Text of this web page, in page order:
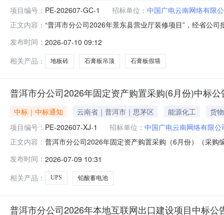
项目编号： PE-202607-GC-1 招标单位： 中国广电云南网络有限
正文内容： “普洱市分公司2026年景东县营业厅装修项目”，经省公
4、招标方式：竞争性谈判5、付款方式：按合同要求执
万元。7、工程施工
发布时间： 2026-07-10 09:12
相关产品：
地板砖 石膏板吊顶 石膏板假墙
普洱市分公司2026年固定资产购置采购(6月份)中标公
中标｜中标通知 云南省｜普洱市｜思茅区 能源化工
货物
项目编号： PE-202607-XJ-1 招标单位： 中国广电云南网络有限
正文内容： 普洱市分公司2026年固定资产购置采购（6月份）（采
发布时间： 2026-07-09 10:31
相关产品：
UPS 铅酸蓄电池
普洱市分公司2026年本地互联网出口建设项目中标公